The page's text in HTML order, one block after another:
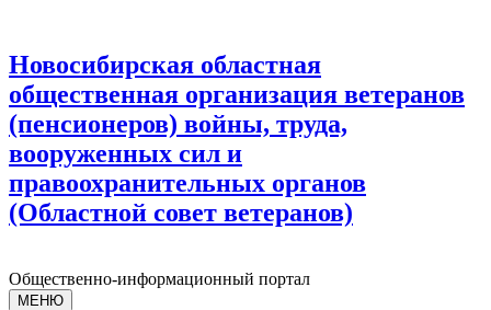
Новосибирская областная
общественная организация ветеранов
(пенсионеров) войны, труда,
вооруженных сил и
правоохранительных органов
(Областной совет ветеранов)
Общественно-информационный портал
МЕНЮ